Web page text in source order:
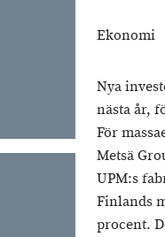
Ekonomi
Nya
nästa år,
För
Metsä
UPM:s
Finlands
procent.